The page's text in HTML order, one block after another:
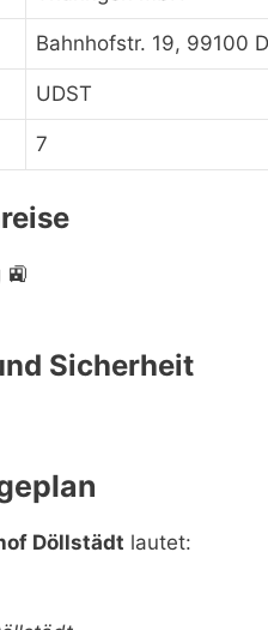
Bahnhofstr. 19, 99100
UDST
7
🚉
Sicherheit
Döllstädt lautet: